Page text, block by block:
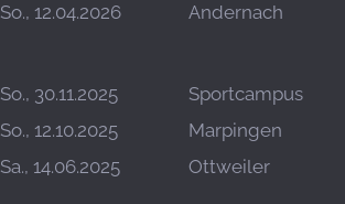
So., 12.04.2026 Andernach
So., 30.11.2025 Sportcampus
So., 12.10.2025 Marpingen
Sa., 14.06.2025 Ottweiler